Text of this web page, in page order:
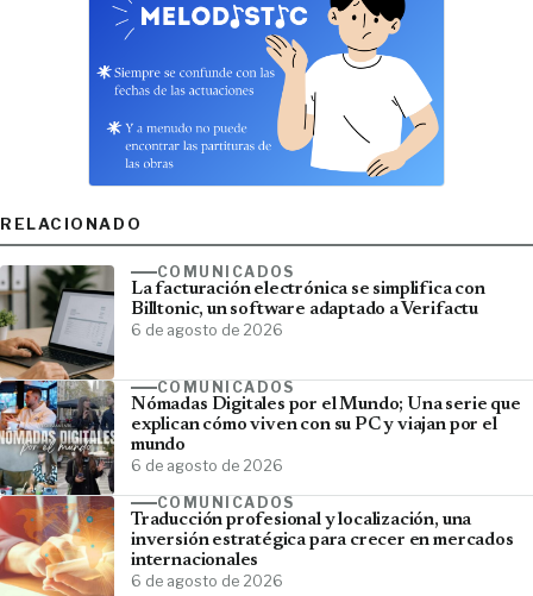
RELACIONADO
COMUNICADOS
La facturación electrónica se simplifica con
Billtonic, un software adaptado a Verifactu
6 de agosto de 2026
COMUNICADOS
Nómadas Digitales por el Mundo; Una serie que
explican cómo viven con su PC y viajan por el
mundo
6 de agosto de 2026
COMUNICADOS
Traducción profesional y localización, una
inversión estratégica para crecer en mercados
internacionales
6 de agosto de 2026